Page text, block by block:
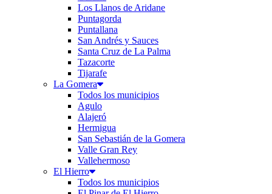
Los Llanos de Aridane
Puntagorda
Puntallana
San Andrés y Sauces
Santa Cruz de La Palma
Tazacorte
Tijarafe
La Gomera
Todos los municipios
Agulo
Alajeró
Hermigua
San Sebastián de la Gomera
Valle Gran Rey
Vallehermoso
El Hierro
Todos los municipios